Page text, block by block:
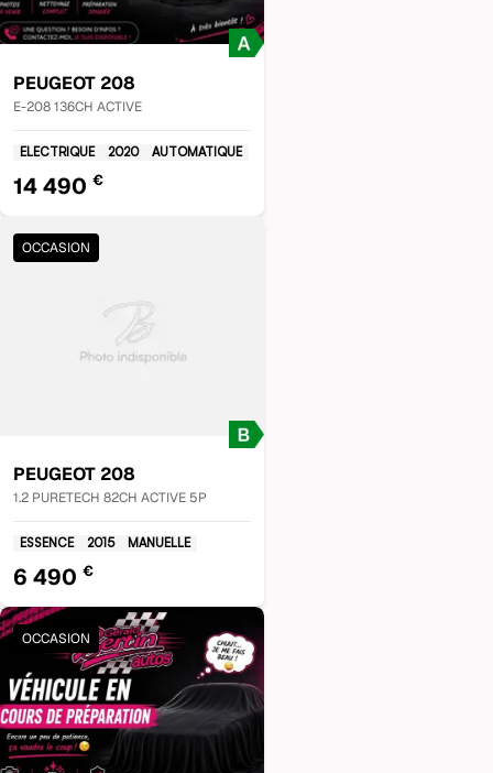
PEUGEOT 208
E-208 136CH ACTIVE
ELECTRIQUE 2020 AUTOMATIQUE
14 490 €
OCCASION
PEUGEOT 208
1.2 PURETECH 82CH ACTIVE 5P
ESSENCE 2015 MANUELLE
6 490 €
OCCASION